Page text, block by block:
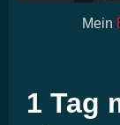
Mein
1 Tag